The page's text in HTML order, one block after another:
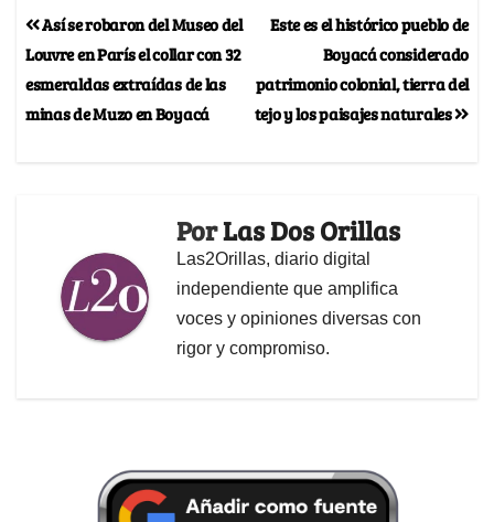
Este es el histórico pueblo de
Boyacá considerado
patrimonio colonial, tierra del
tejo y los paisajes naturales
Así se robaron del Museo del
Louvre en París el collar con 32
esmeraldas extraídas de las
minas de Muzo en Boyacá
PorLas Dos Orillas
Las2Orillas, diario digital
independiente que amplifica
voces y opiniones diversas con
rigor y compromiso.